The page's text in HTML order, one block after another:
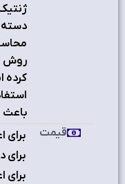
روش
کرده
باعث
برای
برای
برای
قیمت